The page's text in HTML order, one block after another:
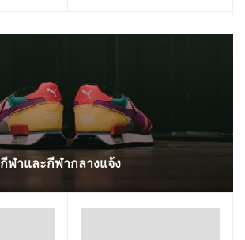
กีฬาและกีฬากลางแจ้ง